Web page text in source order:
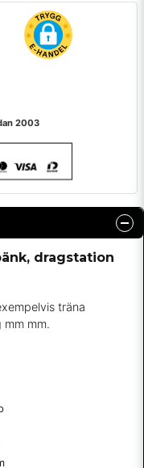
2003
dragstation
träna
mm.